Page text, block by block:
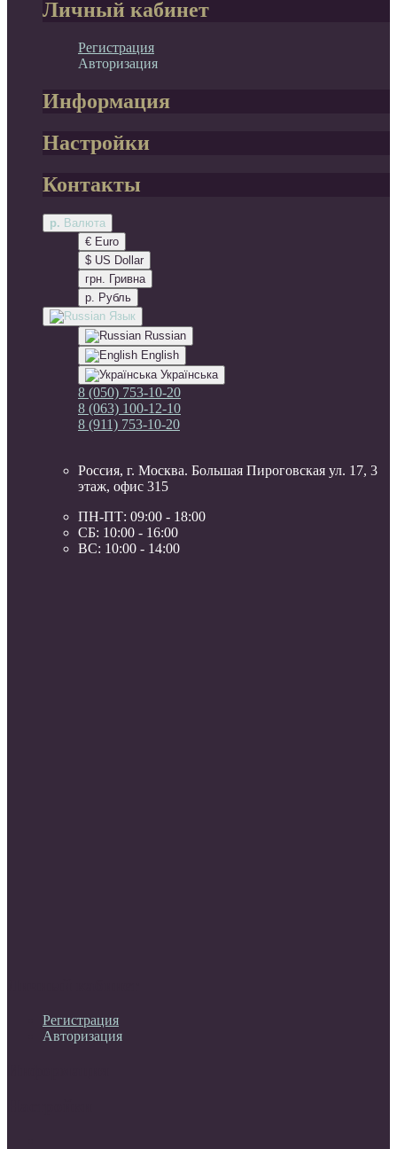
Личный кабинет
Регистрация
Авторизация
Информация
Настройки
Контакты
р. Валюта
€ Euro
$ US Dollar
грн. Гривна
р. Рубль
Язык
Russian
English
Українська
8 (050) 753-10-20
8 (063) 100-12-10
8 (911) 753-10-20
Россия, г. Москва. Большая Пироговская ул. 17, 3
этаж, офис 315
ПН-ПТ: 09:00 - 18:00
СБ: 10:00 - 16:00
ВС: 10:00 - 14:00
Регистрация
Авторизация